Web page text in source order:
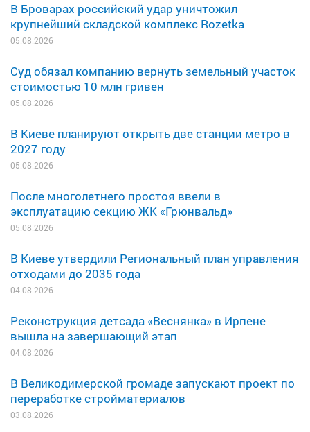
В Броварах российский удар уничтожил
крупнейший складской комплекс Rozetka
05.08.2026
Суд обязал компанию вернуть земельный участок
стоимостью 10 млн гривен
05.08.2026
В Киеве планируют открыть две станции метро в
2027 году
05.08.2026
После многолетнего простоя ввели в
эксплуатацию секцию ЖК «Грюнвальд»
05.08.2026
В Киеве утвердили Региональный план управления
отходами до 2035 года
04.08.2026
Реконструкция детсада «Веснянка» в Ирпене
вышла на завершающий этап
04.08.2026
В Великодимерской громаде запускают проект по
переработке стройматериалов
03.08.2026